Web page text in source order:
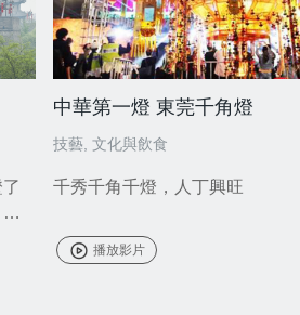
中華第一燈 東莞千角燈
技藝 文化與飲食
千秀千角千燈，人丁興旺
播放影片